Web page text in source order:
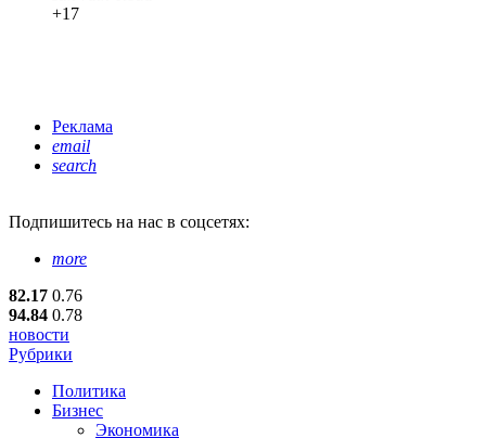
+17
Реклама
email
search
Подпишитесь на нас в соцсетях:
more
82.17 0.76
94.84 0.78
новости
Рубрики
Политика
Бизнес
Экономика